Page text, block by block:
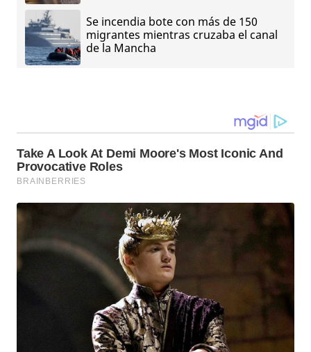
Se incendia bote con más de 150
migrantes mientras cruzaba el canal
de la Mancha